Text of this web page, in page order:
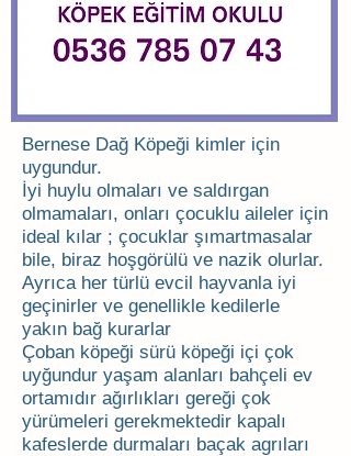
Bernese Dağ Köpeği kimler için
uygundur.
İyi huylu olmaları ve saldırgan
olmamaları, onları çocuklu aileler için
ideal kılar ; çocuklar şımartmasalar
bile, biraz hoşgörülü ve nazik olurlar.
Ayrıca her türlü evcil hayvanla iyi
geçinirler ve genellikle kedilerle
yakın bağ kurarlar
Çoban köpeği sürü köpeği içi çok
uyğundur yaşam alanları bahçeli ev
ortamıdır ağırlıkları gereği çok
yürümeleri gerekmektedir kapalı
kafeslerde durmaları baçak agrıları